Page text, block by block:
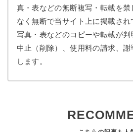
真・表などの無断複写・転載を
なく無断で当サイト上に掲載され
写真・表などのコピーや転載が
中止（削除）、使用料の請求、謝
します。